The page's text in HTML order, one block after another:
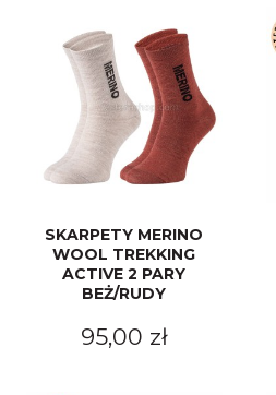
SKARPETY MERINO
WOOL TREKKING
ACTIVE 2 PARY
BEŻ/RUDY
95,00 zł